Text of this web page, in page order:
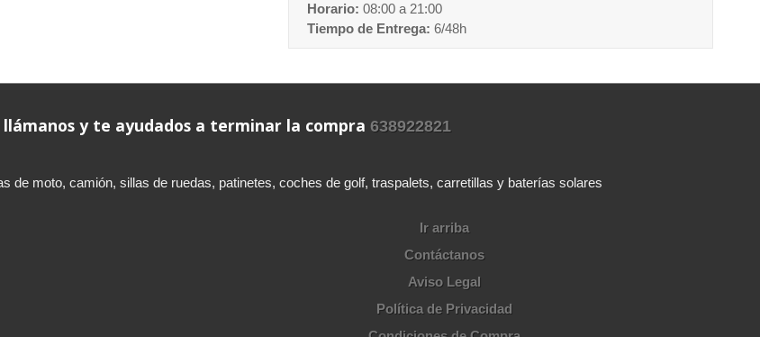
Horario: 08:00 a 21:00
Tiempo de Entrega: 6/48h
y te ayudados a terminar la compra 638922821
de moto, camión, sillas de ruedas, patinetes, coches de golf, traspalets, carretillas y baterías solares
Ir arriba
Contáctanos
Aviso Legal
Política de Privacidad